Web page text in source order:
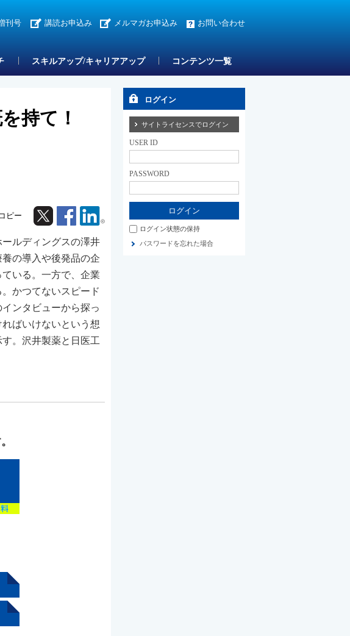
刊号 講読お申込み メルマガお申込み お問い合わせ
スキルアップ/キャリアアップ コンテンツ一覧
持て！
コピー Twitter Facebook
ルディングスの澤井
の導入や後発品の企
いる。一方で、企業
かつてないスピード
ンタビューから探っ
ばいけないという想
。沢井製薬と日医工
ログイン
サイトライセンスでログイン
USER ID
PASSWORD
ログイン状態の保持
パスワードを忘れた場合